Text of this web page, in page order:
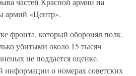
армий «Центр».
фронта, который оборонял полк,
убитыми около 15 тысяч
не поддается оценке.
информации о номерах советских